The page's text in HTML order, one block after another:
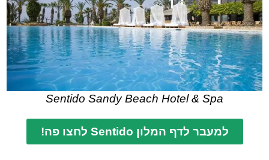
Sentido Sandy Beach Hotel & Spa
למעבר לדף המלון Sentido לחצו פה!